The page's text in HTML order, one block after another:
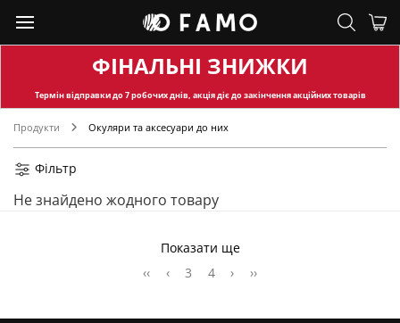
ФІНАЛЬНІ ЗНИЖКИ
Термін відправкидо 7 робочих днів, акція діє до закінчення акційних товарів
Продукти Окуляри та аксесуари до них
Фільтр
Не знайдено жодного товару
Показати ще
‹‹
‹ 3 4 › ››